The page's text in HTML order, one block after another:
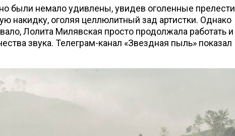
были немало удивлены, увидев оголенные прелести
накидку, оголяя целлюлитный зад артистки. Однако
Лолита Милявская просто продолжала работать и
звука. Телеграм-канал «Звездная пыль» показал